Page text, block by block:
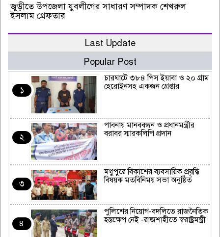
জুড়ীতে উপজেলা যুবলীগের সাধারণ সম্পাদক শেখরুল
ইসলাম গ্রেফতার
Last Update
Popular Post
১
চারঘাটে ৩৮৪ পিস ইয়াবা ও ২০ গ্রাম
হেরোইনসহ একজন গ্রেপ্তার
২
পাবনায় মানববন্ধন ও প্রধানমন্ত্রীর
বরাবর স্মারকলিপি প্রদান
৩
মধুপুরে বিকাশের ব্যবসায়িক প্রবৃদ্ধি
বিষয়ক মতবিনিময় সভা অনুষ্ঠিত
৪
পুলিশের নিয়োগ-বদলিতে রাজনৈতিক
হস্তক্ষেপ নেই -রাজশাহীতে স্বরাষ্ট্রমন্ত্রী